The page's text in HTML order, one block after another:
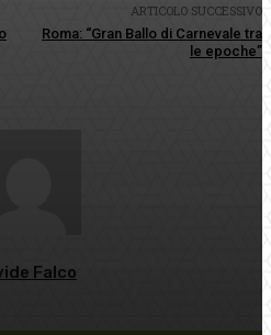
ARTICOLO SUCCESSIVO
Roma: “Gran Ballo di Carnevale tra
le epoche”
Falco